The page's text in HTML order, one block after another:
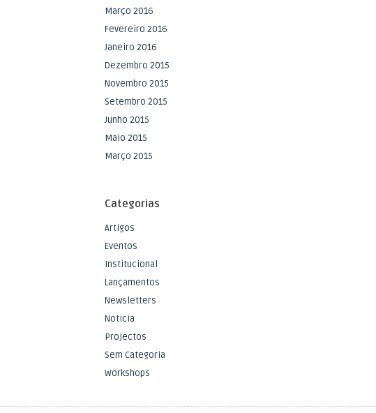
Março 2016
Fevereiro 2016
Janeiro 2016
Dezembro 2015
Novembro 2015
Setembro 2015
Junho 2015
Maio 2015
Março 2015
Categorias
Artigos
Eventos
Institucional
Lançamentos
Newsletters
Noticia
Projectos
Sem Categoria
Workshops